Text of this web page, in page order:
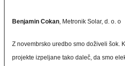
Benjamin Cokan, Metronik Solar, d. o. o
Z novembrsko uredbo smo doživeli šok.
projekte izpeljane tako daleč, da smo